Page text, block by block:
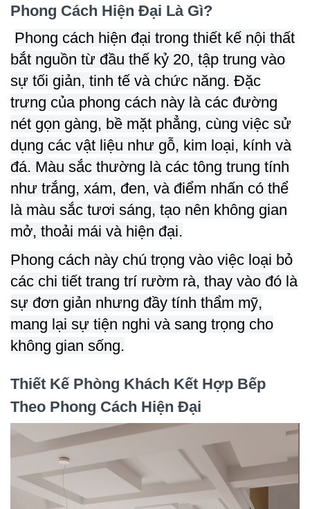
Phong Cách Hiện Đại Là Gì?
Phong cách hiện đại trong thiết kế nội thất
bắt nguồn từ đầu thế kỷ 20, tập trung vào
sự tối giản, tinh tế và chức năng. Đặc
trưng của phong cách này là các đường
nét gọn gàng, bề mặt phẳng, cùng việc sử
dụng các vật liệu như gỗ, kim loại, kính và
đá. Màu sắc thường là các tông trung tính
như trắng, xám, đen, và điểm nhấn có thể
là màu sắc tươi sáng, tạo nên không gian
mở, thoải mái và hiện đại.
Phong cách này chú trọng vào việc loại bỏ
các chi tiết trang trí rườm rà, thay vào đó là
sự đơn giản nhưng đầy tính thẩm mỹ,
mang lại sự tiện nghi và sang trọng cho
không gian sống.
Thiết Kế Phòng Khách Kết Hợp Bếp
Theo Phong Cách Hiện Đại